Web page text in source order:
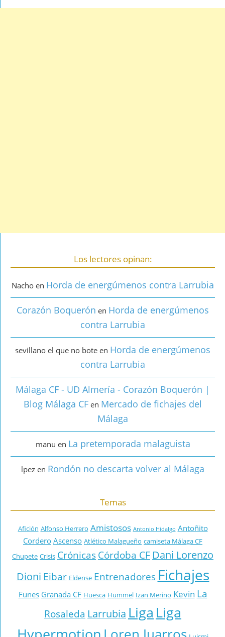
Los lectores opinan:
Nacho en Horda de energúmenos contra Larrubia
Corazón Boquerón en Horda de energúmenos
contra Larrubia
sevillano el que no bote en Horda de energúmenos
contra Larrubia
Málaga CF - UD Almería - Corazón Boquerón |
Blog Málaga CF en Mercado de fichajes del
Málaga
manu en La pretemporada malaguista
lpez en Rondón no descarta volver al Málaga
Temas
Afición Alfonso Herrero Amistosos Antonio Hidalgo Antoñito
CorderoAscenso Atlético Malagueño camiseta Málaga CF
Chupete Crisis Crónicas Córdoba CF Dani Lorenzo
Dioni Eibar Eldense Entrenadores Fichajes
Funes Granada CF Huesca Hummel Izan Merino Kevin La
Rosaleda Larrubia Liga Liga